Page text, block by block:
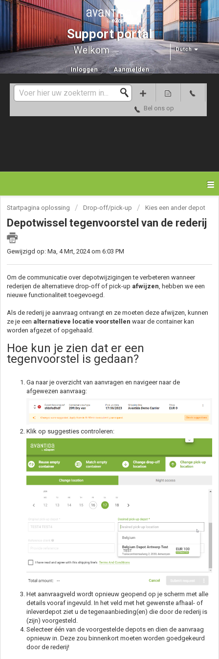
Support portal
Dutch
Welkom
Inloggen Aanmelden
Bel ons op
Startpagina oplossing Drop-off/pick-up Kies een ander depot
Depotwissel tegenvoorstel van de rederij
Gewijzigd op: Ma, 4 Mrt, 2024 om 6:03 PM
Om de communicatie over depotwijzigingen te verbeteren wanneer
rederijen de alternatieve drop-off of pick-up afwijzen , hebben we een
nieuwe functionaliteit toegevoegd.
Als de rederij je aanvraag ontvangt en ze moeten deze afwijzen, kunnen
ze je een alternatieve locatie voorstellen waar de container kan
worden afgezet of opgehaald.
Hoe kun je zien dat er een
tegenvoorstel is gedaan?
Ga naar je overzicht van aanvragen en navigeer naar de
afgewezen aanvraag:
Klik op suggesties controleren:
Het aanvraagveld wordt opnieuw geopend op je scherm met alle
details vooraf ingevuld. In het veld met het gewenste afhaal- of
inleverdepot ziet u de tegenaanbieding(en) die door de rederij is
(zijn) voorgesteld.
Selecteer één van de voorgestelde depots en dien de aanvraag
opnieuw in. Deze zou binnenkort moeten worden goedgekeurd
door de rederij!